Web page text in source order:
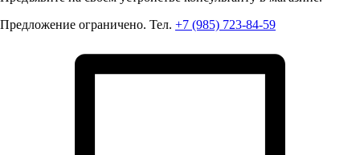
Предложение ограничено. Тел. +7 (985) 723-84-59